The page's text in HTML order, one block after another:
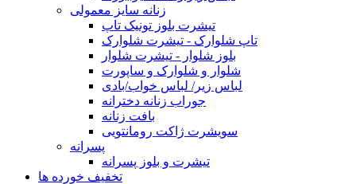
زنانه سایز معمولی
تیشرت بلوز تونیک تاپ
تاپ شلوارک - تیشرت شلوارک
بلوز شلوار - تیشرت شلوار
شلوار و شلوارک و ساپورت
لباس زیر/ لباس خواب/بادی
جوراب زنانه دخترانه
بافت زنانه
سویشرت ژاکت رومانتویی
پسرانه
تیشرت و بلوز پسرانه
تخفیف خورده ها